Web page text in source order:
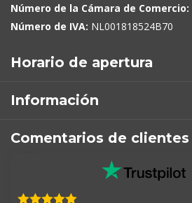
Número de la Cámara de Comercio:
Número de IVA: NL001818524B70
Horario de apertura
Información
Comentarios de clientes